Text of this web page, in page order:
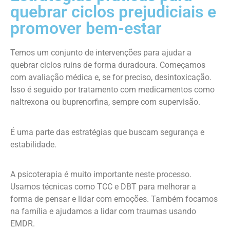
quebrar ciclos prejudiciais e
promover bem-estar
Temos um conjunto de intervenções para ajudar a
quebrar ciclos ruins de forma duradoura. Começamos
com avaliação médica e, se for preciso, desintoxicação.
Isso é seguido por tratamento com medicamentos como
naltrexona ou buprenorfina, sempre com supervisão.
É uma parte das estratégias que buscam segurança e
estabilidade.
A psicoterapia é muito importante neste processo.
Usamos técnicas como TCC e DBT para melhorar a
forma de pensar e lidar com emoções. Também focamos
na família e ajudamos a lidar com traumas usando
EMDR.